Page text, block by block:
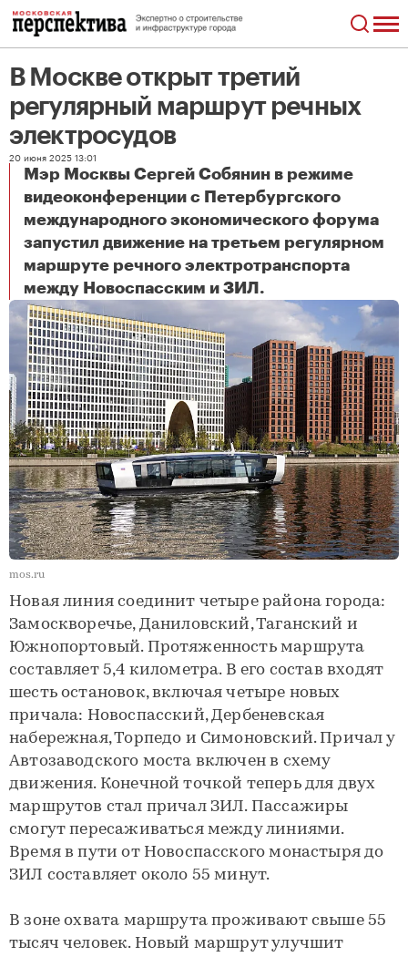
В Москве открыт третий
регулярный маршрут речных
электросудов
20 июня 2025 13:01
Мэр Москвы Сергей Собянин в режиме
видеоконференции с Петербургского
международного экономического форума
запустил движение на третьем регулярном
маршруте речного электротранспорта
между Новоспасским и ЗИЛ.
mos.ru
Новая линия соединит четыре района города:
Замоскворечье, Даниловский, Таганский и
Южнопортовый. Протяженность маршрута
составляет 5,4 километра. В его состав входят
шесть остановок, включая четыре новых
причала: Новоспасский, Дербеневская
набережная, Торпедо и Симоновский. Причал у
Автозаводского моста включен в схему
движения. Конечной точкой теперь для двух
маршрутов стал причал ЗИЛ. Пассажиры
смогут пересаживаться между линиями.
Время в пути от Новоспасского монастыря до
ЗИЛ составляет около 55 минут.
В зоне охвата маршрута проживают свыше 55
тысяч человек. Новый маршрут улучшит